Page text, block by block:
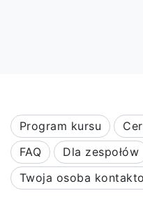
Program kursu
FAQ
Dla zespołów
Twoja osoba